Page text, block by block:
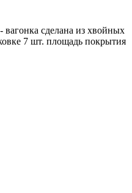
сделана из хвойных
7 шт. площадь покрытия